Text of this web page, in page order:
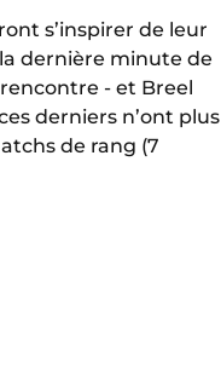
s’inspirer de leur
dernière minute de
- et Breel
derniers n’ont plus
de rang (7